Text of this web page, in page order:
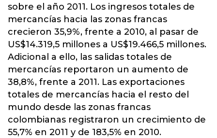
sobre el año 2011. Los ingresos totales de
mercancías hacia las zonas francas
crecieron 35,9%, frente a 2010, al pasar de
US$14.319,5 millones a US$19.466,5 millones.
Adicional a ello, las salidas totales de
mercancías reportaron un aumento de
38,8%, frente a 2011. Las exportaciones
totales de mercancías hacia el resto del
mundo desde las zonas francas
colombianas registraron un crecimiento de
55,7% en 2011 y de 183,5% en 2010.